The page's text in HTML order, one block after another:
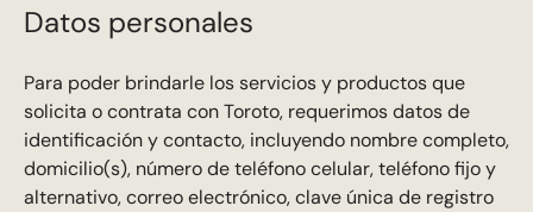
Datos personales
Para poder brindarle los servicios y productos que
solicita o contrata con Toroto, requerimos datos de
identificación y contacto, incluyendo nombre completo,
domicilio(s), número de teléfono celular, teléfono fijo y
alternativo, correo electrónico, clave única de registro